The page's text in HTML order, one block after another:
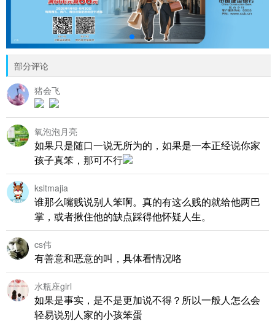
部分评论
猪会飞
氧泡泡月亮
如果只是随口一说无所为的，如果是一本正经说你家
孩子真笨，那可不行
ksltmajia
谁那么嘴贱说别人笨啊。真的有这么贱的就给他两巴
掌，或者揪住他的缺点踩得他怀疑人生。
cs伟
有善意和恶意的叫，具体看情况咯
水瓶座girl
如果是事实，是不是更加说不得？所以一般人怎么会
轻易说别人家的小孩笨蛋